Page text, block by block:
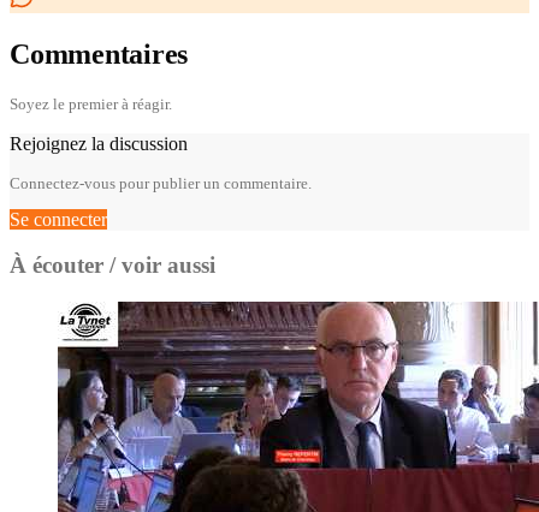
Commentaires
Soyez le premier à réagir.
Rejoignez la discussion
Connectez-vous pour publier un commentaire.
Se connecter
À écouter / voir aussi